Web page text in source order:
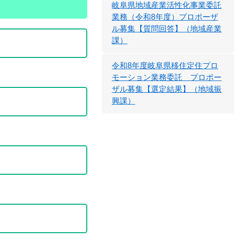
岐阜県地域産業活性化事業委託
業務（令和8年度）プロポーザ
ル募集【質問回答】（地域産業
課）
令和8年度岐阜県移住定住プロ
モーション業務委託 プロポー
ザル募集【選定結果】（地域振
興課）